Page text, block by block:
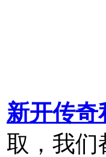
新开传奇
取，我们